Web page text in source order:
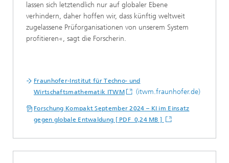
lassen sich letztendlich nur auf globaler Ebene
verhindern, daher hoffen wir, dass künftig weltweit
zugelassene Prüforganisationen von unserem System
profitieren«, sagt die Forscherin.
Fraunhofer-Institut für Techno- und
Wirtschaftsmathematik ITWM
(itwm.fraunhofer.de)
Forschung Kompakt September 2024 – KI im Einsatz
gegen globale Entwaldung [ PDF 0,24 MB ]